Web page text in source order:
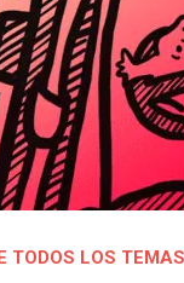
TODOS LOS TEMAS